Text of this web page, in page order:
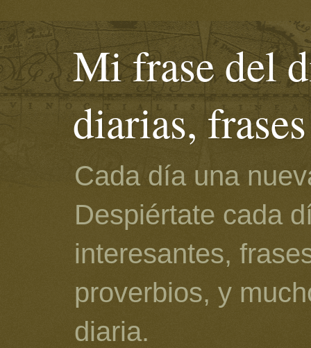
Mi frase del
diarias,
Cada día una
Despiértate cada
interesantes,
proverbios, y
diaria.